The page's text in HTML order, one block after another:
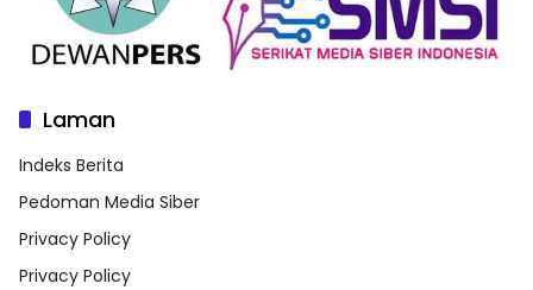
Laman
Indeks Berita
Pedoman Media Siber
Privacy Policy
Privacy Policy